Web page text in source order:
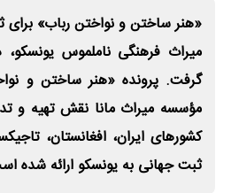
«هنر ساختن و نواختن رباب»
میراث فرهنگی ناملموس یونسکو،
گرفت. پرونده «هنر ساختن و
مؤسسه میراث مانا نقش تهیه و
کشورهای ایران، افغانستان،
ثبت جهانی به یونسکو ارائه شده